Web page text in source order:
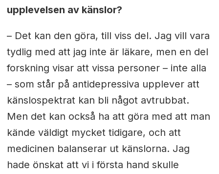
upplevelsen av känslor?
– Det kan den göra, till viss del. Jag vill vara
tydlig med att jag inte är läkare, men en del
forskning visar att vissa personer – inte alla
– som står på antidepressiva upplever att
känslospektrat kan bli något avtrubbat.
Men det kan också ha att göra med att man
kände väldigt mycket tidigare, och att
medicinen balanserar ut känslorna. Jag
hade önskat att vi i första hand skulle